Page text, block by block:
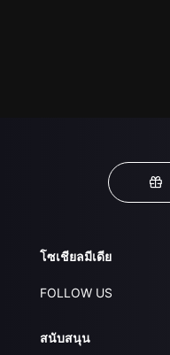
โซเชียลมีเดีย
FOLLOW US
สนับสนุน